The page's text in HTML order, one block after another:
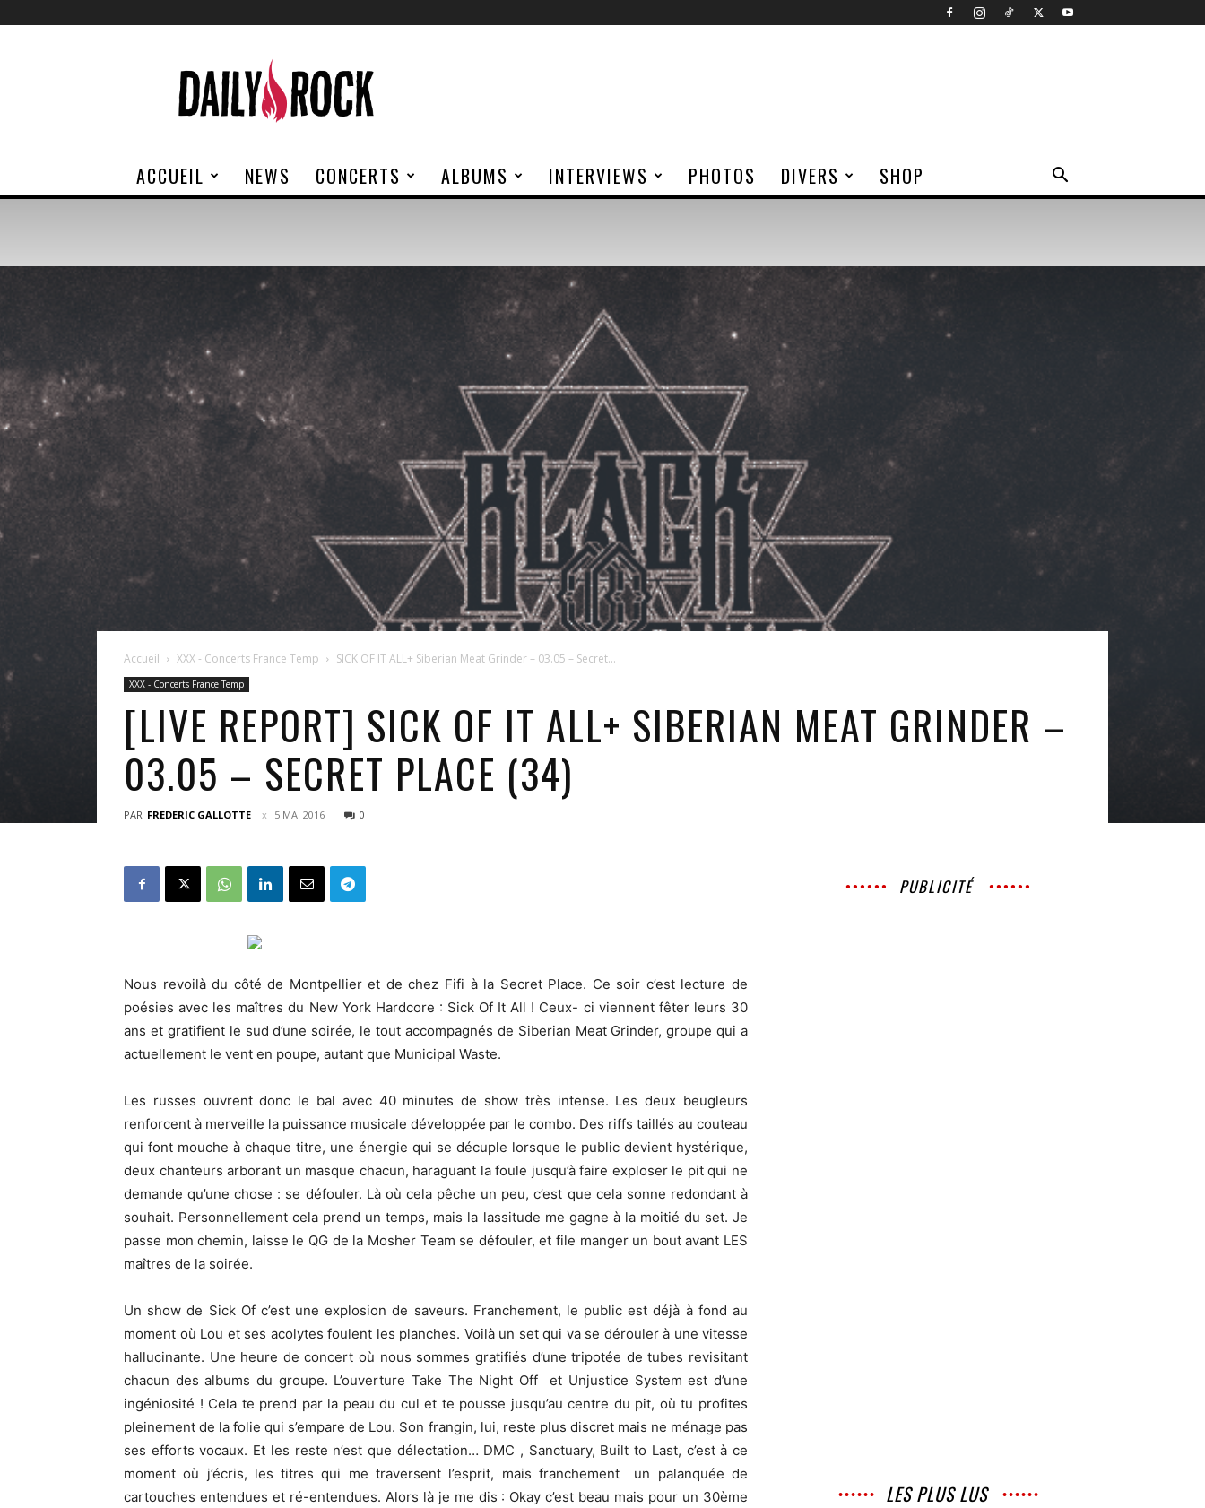
Rock
ACCUEIL NEWS CONCERTS ALBUMS INTERVIEWS PHOTOS DIVERS SHOP
Accueil XXX - Concerts France Temp SICK OF IT ALL+ Siberian Meat Grinder – 03.05 – Secret...
XXX - Concerts France Temp
[LIVE REPORT] SICK OF IT ALL+ SIBERIAN MEAT GRINDER –
03.05 – SECRET PLACE (34)
PAR FREDERIC GALLOTTE 5 MAI 2016 0
Nous revoilà du côté de Montpellier et de chez Fifi à la Secret Place. Ce soir c’est lecture de
poésies avec les maîtres du New York Hardcore : Sick Of It All ! Ceux- ci viennent fêter leurs 30
ans et gratifient le sud d’une soirée, le tout accompagnés de Siberian Meat Grinder, groupe qui a
actuellement le vent en poupe, autant que Municipal Waste.
Les russes ouvrent donc le bal avec 40 minutes de show très intense. Les deux beugleurs
renforcent à merveille la puissance musicale développée par le combo. Des riffs taillés au couteau
qui font mouche à chaque titre, une énergie qui se décuple lorsque le public devient hystérique,
deux chanteurs arborant un masque chacun, haraguant la foule jusqu’à faire exploser le pit qui ne
demande qu’une chose : se défouler. Là où cela pêche un peu, c’est que cela sonne redondant à
souhait. Personnellement cela prend un temps, mais la lassitude me gagne à la moitié du set. Je
passe mon chemin, laisse le QG de la Mosher Team se défouler, et file manger un bout avant LES
maîtres de la soirée.
Un show de Sick Of c’est une explosion de saveurs. Franchement, le public est déjà à fond au
moment où Lou et ses acolytes foulent les planches. Voilà un set qui va se dérouler à une vitesse
hallucinante. Une heure de concert où nous sommes gratifiés d’une tripotée de tubes revisitant
chacun des albums du groupe. L’ouverture Take The Night Off et Unjustice System est d’une
ingéniosité ! Cela te prend par la peau du cul et te pousse jusqu’au centre du pit, où tu profites
pleinement de la folie qui s’empare de Lou. Son frangin, lui, reste plus discret mais ne ménage pas
ses efforts vocaux. Et les reste n’est que délectation… DMC , Sanctuary, Built to Last, c’est à ce
moment où j’écris, les titres qui me traversent l’esprit, mais franchement un palanquée de
cartouches entendues et ré-entendues. Alors là je me dis : Okay c’est beau mais pour un 30ème
PUBLICITÉ
LES PLUS LUS